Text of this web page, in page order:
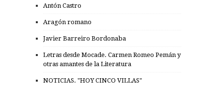
Antón Castro
Aragón romano
Javier Barreiro Bordonaba
Letras desde Mocade. Carmen Romeo Pemán y
otras amantes de la Literatura
NOTICIAS. "HOY CINCO VILLAS"